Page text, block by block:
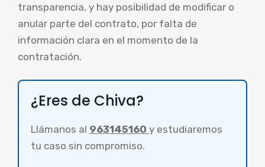
transparencia, y hay posibilidad de modificar o
anular parte del contrato, por falta de
información clara en el momento de la
contratación.
¿Eres de Chiva?
Llámanos al 963145160 y estudiaremos
tu caso sin compromiso.